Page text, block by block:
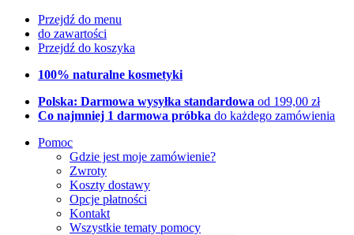
Przejdź do menu
do zawartości
Przejdź do koszyka
100% naturalne kosmetyki
Polska: Darmowa wysyłka standardowa od 199,00 zł
Co najmniej 1 darmowa próbka do każdego zamówienia
Pomoc
Gdzie jest moje zamówienie?
Zwroty
Koszty dostawy
Opcje płatności
Kontakt
Wszystkie tematy pomocy